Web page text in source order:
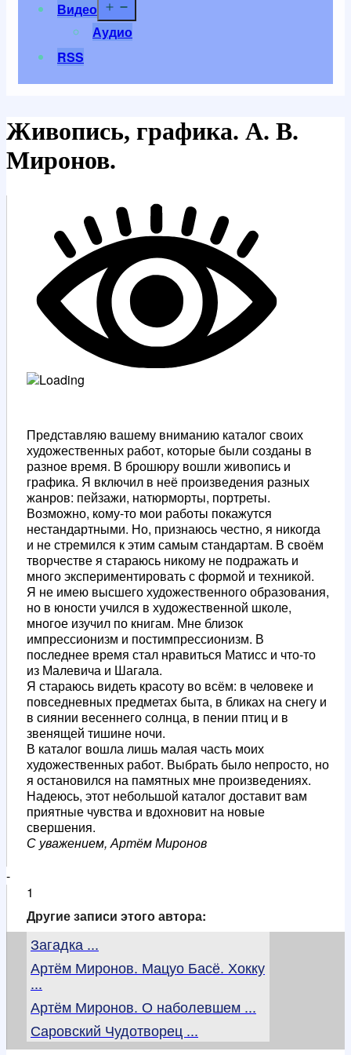
Видео
Аудио
RSS
Живопись, графика. А. В.
Миронов.
Представляю вашему вниманию каталог своих
художественных работ, которые были созданы в
разное время. В брошюру вошли живопись и
графика. Я включил в неё произведения разных
жанров: пейзажи, натюрморты, портреты.
Возможно, кому-то мои работы покажутся
нестандартными. Но, признаюсь честно, я никогда
и не стремился к этим самым стандартам. В своём
творчестве я стараюсь никому не подражать и
много экспериментировать с формой и техникой.
Я не имею высшего художественного образования,
но в юности учился в художественной школе,
многое изучил по книгам. Мне близок
импрессионизм и постимпрессионизм. В
последнее время стал нравиться Матисс и что-то
из Малевича и Шагала.
Я стараюсь видеть красоту во всём: в человеке и
повседневных предметах быта, в бликах на снегу и
в сиянии весеннего солнца, в пении птиц и в
звенящей тишине ночи.
В каталог вошла лишь малая часть моих
художественных работ. Выбрать было непросто, но
я остановился на памятных мне произведениях.
Надеюсь, этот небольшой каталог доставит вам
приятные чувства и вдохновит на новые
свершения.
С уважением, Артём Миронов
-
1
Другие записи этого автора:
Загадка ...
Артём Миронов. Мацуо Басё. Хокку
...
Артём Миронов. О наболевшем ...
Саровский Чудотворец ...